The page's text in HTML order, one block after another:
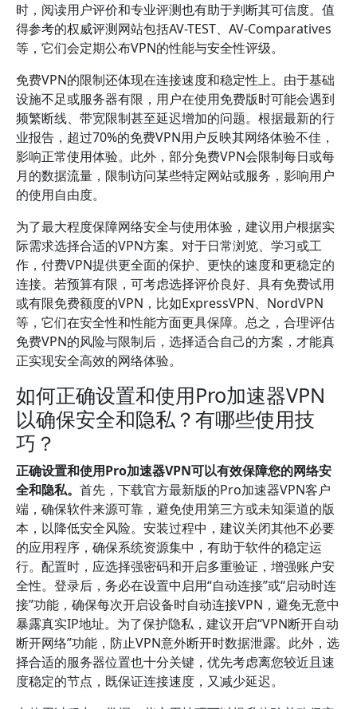
时，阅读用户评价和专业评测也有助于判断其可信度。值
得参考的权威评测网站包括AV-TEST、AV-Comparatives
等，它们会定期公布VPN的性能与安全性评级。
免费VPN的限制还体现在连接速度和稳定性上。由于基础
设施不足或服务器有限，用户在使用免费版时可能会遇到
频繁断线、带宽限制甚至延迟增加的问题。根据最新的行
业报告，超过70%的免费VPN用户反映其网络体验不佳，
影响正常使用体验。此外，部分免费VPN会限制每日或每
月的数据流量，限制访问某些特定网站或服务，影响用户
的使用自由度。
为了最大程度保障网络安全与使用体验，建议用户根据实
际需求选择合适的VPN方案。对于日常浏览、学习或工
作，付费VPN提供更全面的保护、更快的速度和更稳定的
连接。若预算有限，可考虑选择评价良好、具有免费试用
或有限免费额度的VPN，比如ExpressVPN、NordVPN
等，它们在安全性和性能方面更具保障。总之，合理评估
免费VPN的风险与限制后，选择适合自己的方案，才能真
正实现安全高效的网络体验。
如何正确设置和使用Pro加速器VPN
以确保安全和隐私？有哪些使用技
巧？
正确设置和使用Pro加速器VPN可以有效保障您的网络安
全和隐私。 首先，下载官方最新版的Pro加速器VPN客户
端，确保软件来源可靠，避免使用第三方或未知渠道的版
本，以降低安全风险。安装过程中，建议关闭其他不必要
的应用程序，确保系统资源集中，有助于软件的稳定运
行。配置时，应选择强密码和开启多重验证，增强账户安
全性。登录后，务必在设置中启用“自动连接”或“启动时连
接”功能，确保每次开启设备时自动连接VPN，避免无意中
暴露真实IP地址。为了保护隐私，建议开启“VPN断开自动
断开网络”功能，防止VPN意外断开时数据泄露。此外，选
择合适的服务器位置也十分关键，优先考虑离您较近且速
度稳定的节点，既保证连接速度，又减少延迟。